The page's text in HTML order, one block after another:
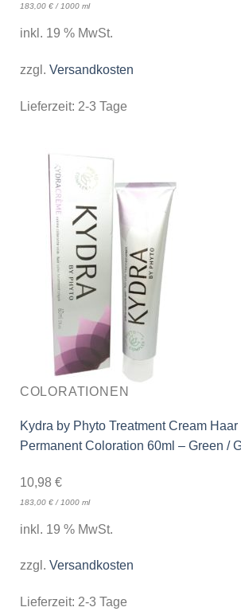
183,00 €/ 1000 ml
inkl. 19 % MwSt.
zzgl. Versandkosten
Lieferzeit: 2-3 Tage
COLORATIONEN
Kydra by Phyto Treatment Cream Haar
Permanent Coloration 60ml – Green /
10,98 €
183,00 €/ 1000 ml
inkl. 19 % MwSt.
zzgl. Versandkosten
Lieferzeit: 2-3 Tage